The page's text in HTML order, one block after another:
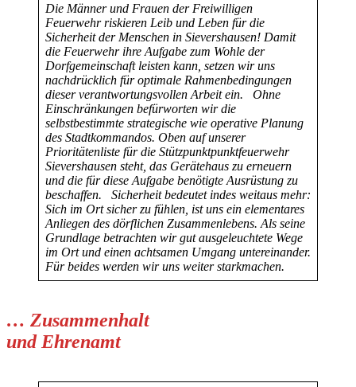
Die Männer und Frauen der Freiwilligen
Feuerwehr riskieren Leib und Leben für die
Sicherheit der Menschen in Sievershausen! Damit
die Feuerwehr ihre Aufgabe zum Wohle der
Dorfgemeinschaft leisten kann, setzen wir uns
nachdrücklich für optimale Rahmenbedingungen
dieser verantwortungsvollen Arbeit ein.
Ohne
Einschränkungen befürworten wir die
selbstbestimmte strategische wie operative Planung
des Stadtkommandos. Oben auf unserer
Prioritätenliste für die Stützpunktpunktfeuerwehr
Sievershausen steht, das Gerätehaus zu erneuern
und die für diese Aufgabe benötigte Ausrüstung zu
beschaffen.
Sicherheit bedeutet indes weitaus mehr:
Sich im Ort sicher zu fühlen, ist uns ein elementares
Anliegen des dörflichen Zusammenlebens. Als seine
Grundlage betrachten wir gut ausgeleuchtete Wege
im Ort und einen achtsamen Umgang untereinander.
Für beides werden wir uns weiter starkmachen.
… Zusammenhalt
und Ehrenamt